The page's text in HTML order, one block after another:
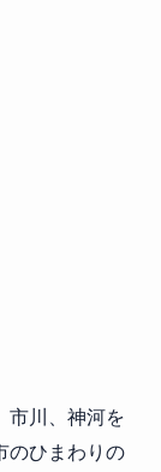
市川、神河を
のひまわりの